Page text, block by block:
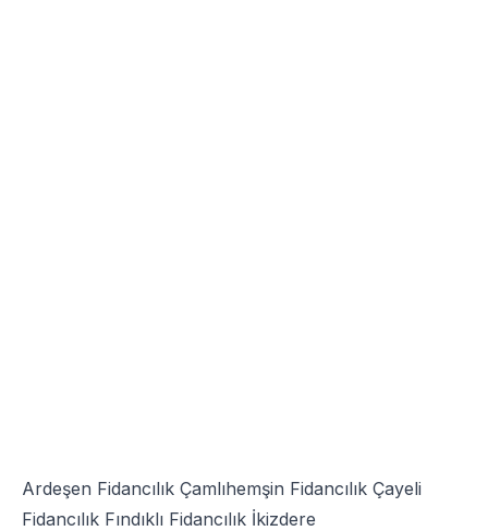
Ardeşen Fidancılık Çamlıhemşin Fidancılık Çayeli
Fidancılık Fındıklı Fidancılık İkizdere